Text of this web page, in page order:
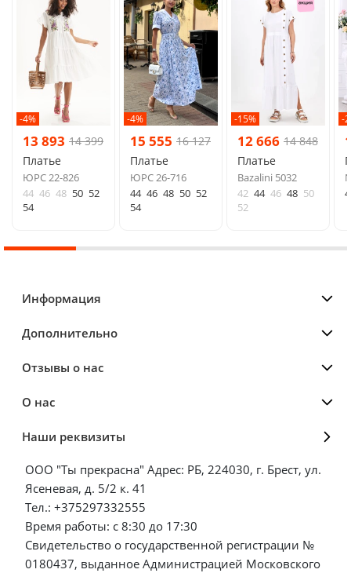
-4%
13 893 14 399
Платье
ЮРС 22-826
44 46 48 50 52
54
-4%
15 555 16 127
Платье
ЮРС 26-716
44 46 48 50 52
54
-15%
12 666 14 848
Платье
Bazalini 5032
42 44 46 48 50
52
-
Информация
Дополнительно
Отзывы о нас
О нас
Наши реквизиты
ООО "Ты прекрасна" Адрес: РБ, 224030, г. Брест, ул.
Ясеневая, д. 5/2 к. 41
Тел.: +375297332555
Время работы: с 8:30 до 17:30
Свидетельство о государственной регистрации №
0180437, выданное Администрацией Московского